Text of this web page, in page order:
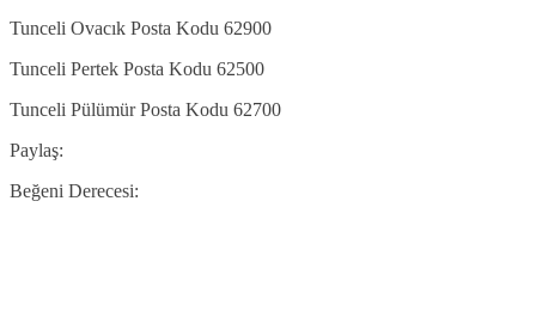
Tunceli Ovacık Posta Kodu 62900
Tunceli Pertek Posta Kodu 62500
Tunceli Pülümür Posta Kodu 62700
Paylaş:
Beğeni Derecesi: